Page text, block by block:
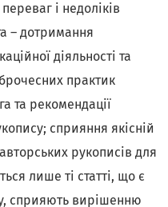
і недоліків
– дотримання
діяльності та
практик
та рекомендації
сприяння якісній
рукописів для
лише ті статті, що є
сприяють вирішенню